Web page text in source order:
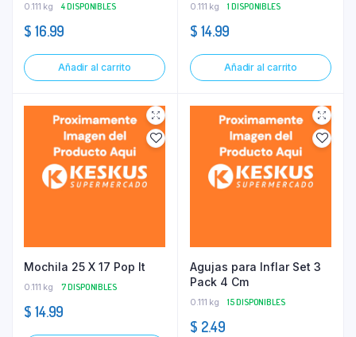
0.111 kg 4 DISPONIBLES
$ 16.99
Añadir al carrito
0.111 kg 1 DISPONIBLES
$ 14.99
Añadir al carrito
Mochila 25 X 17 Pop It
0.111 kg 7 DISPONIBLES
$ 14.99
Agujas para Inflar Set 3
Pack 4 Cm
0.111 kg 15 DISPONIBLES
$ 2.49